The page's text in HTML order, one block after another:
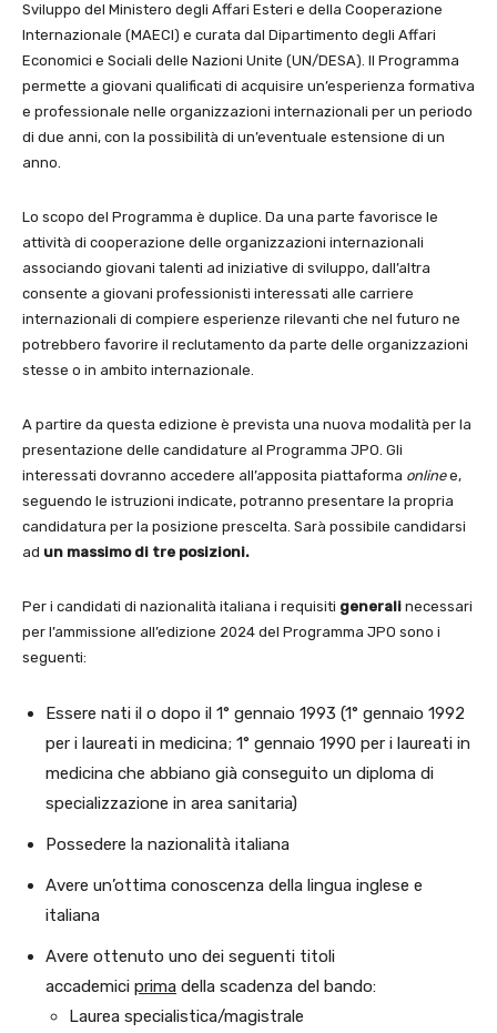
Sviluppo del Ministero degli Affari Esteri e della Cooperazione
Internazionale (MAECI) e curata dal Dipartimento degli Affari
Economici e Sociali delle Nazioni Unite (UN/DESA). Il Programma
permette a giovani qualificati di acquisire un’esperienza formativa
e professionale nelle organizzazioni internazionali per un periodo
di due anni, con la possibilità di un’eventuale estensione di un
anno.
Lo scopo del Programma è duplice. Da una parte favorisce le
attività di cooperazione delle organizzazioni internazionali
associando giovani talenti ad iniziative di sviluppo, dall’altra
consente a giovani professionisti interessati alle carriere
internazionali di compiere esperienze rilevanti che nel futuro ne
potrebbero favorire il reclutamento da parte delle organizzazioni
stesse o in ambito internazionale.
A partire da questa edizione è prevista una nuova modalità per la
presentazione delle candidature al Programma JPO. Gli
interessati dovranno accedere all’apposita piattaforma onlinee,
seguendo le istruzioni indicate, potranno presentare la propria
candidatura per la posizione prescelta. Sarà possibile candidarsi
ad un massimo di tre posizioni.
Per i candidati di nazionalità italiana i requisiti generali necessari
per l’ammissione all’edizione 2024 del Programma JPO sono i
seguenti:
Essere nati il o dopo il 1° gennaio 1993 (1° gennaio 1992
per i laureati in medicina; 1° gennaio 1990 per i laureati in
medicina che abbiano già conseguito un diploma di
specializzazione in area sanitaria)
Possedere la nazionalità italiana
Avere un’ottima conoscenza della lingua inglese e
italiana
Avere ottenuto uno dei seguenti titoli
accademici prima della scadenza del bando:
Laurea specialistica/magistrale